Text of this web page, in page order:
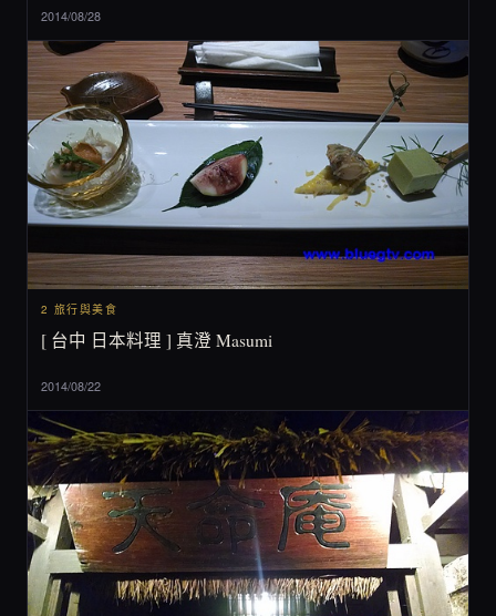
2014/08/28
2 旅行與美食
[ 台中 日本料理 ] 真澄 Masumi
2014/08/22